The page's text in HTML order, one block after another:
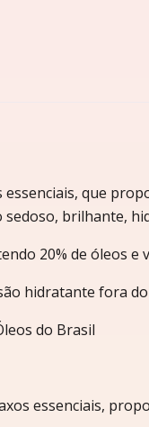
essenciais, que
brilhante,
20% de óleos e
hidratante fora
do Brasil
essenciais,